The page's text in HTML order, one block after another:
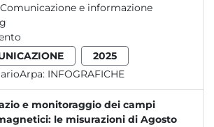
e informazione
2025
INFOGRAFICHE
e monitoraggio dei campi
le misurazioni di Agosto